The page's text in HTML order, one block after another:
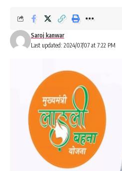
Last updated: 2024/07/07 at 7:22 PM
Saroj kanwar